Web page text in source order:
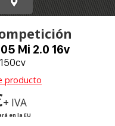
Mi 2.0 16v
producto
+ IVA
en la EU